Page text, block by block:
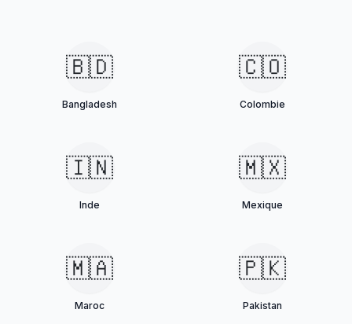
🇧🇩
Bangladesh
🇨🇴
Colombie
🇮🇳
Inde
🇲🇽
Mexique
🇲🇦
Maroc
🇵🇰
Pakistan